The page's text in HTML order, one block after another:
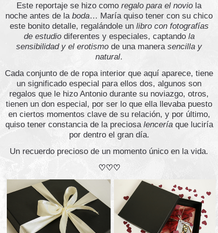
Este reportaje se hizo como regalo para el novio la
noche antes de la boda… María quiso tener con su chico
este bonito detalle, regalándole un libro con fotografías
de estudiodiferentes y especiales, captandola
sensibilidad y el erotismo de una manera sencilla y
natural.
Cada conjunto de de ropa interior que aquí aparece, tiene
un significado especial para ellos dos, algunos son
regalos que le hizo Antonio durante su noviazgo, otros,
tienen un don especial, por ser lo que ella llevaba puesto
en ciertos momentos clave de su relación, y por último,
quiso tener constancia de la preciosa lenceríaque luciría
por dentro el gran día.
Un recuerdo precioso de un momento único en la vida.
♡♡♡